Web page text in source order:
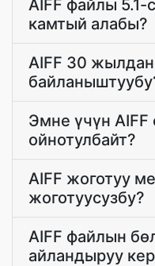
AIFF файлы
камтый алабы?
AIFF 30
Эмне үчүн
ойнотулбайт?
AIFF жоготуу
жоготуусузбу?
AIFF файлын
айландыруу